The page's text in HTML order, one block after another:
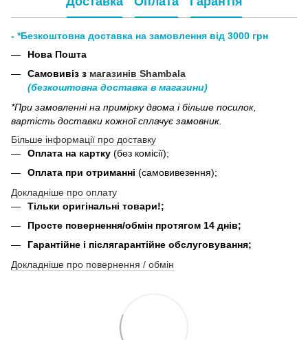
- *Безкоштовна доставка на замовлення від 3000 грн
Нова Пошта
Самовивіз з магазинів Shambala
(безкоштовна доставка в магазини)
*При замовленні на примірку двома і більше посилок,
вартість доставки кожної сплачує замовник.
Більше інформації про доставку
Оплата на картку (без комісії);
Оплата при отриманні (самовивезення);
Докладніше про оплату
Тільки оригінальні товари!;
Просте повернення/обмін протягом 14 днів;
Гарантійне і післягарантійне обслуговування;
Докладніше про повернення / обмін